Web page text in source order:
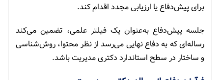
برای پیش‌دفاع یا ارزیابی مجدد اقدام کند.
جلسه پیش‌دفاع به‌عنوان یک فیلتر علمی، تضمین می‌کند
رساله‌ای که به دفاع نهایی می‌رسد از نظر محتوا، روش‌شناسی
و ساختار در سطح استاندارد دکتری مدیریت باشد.